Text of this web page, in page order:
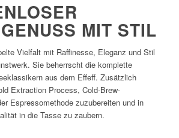
MIT STIL
Vielfalt mit Raffinesse, Eleganz und Stil
Sie beherrscht die komplette
aus dem Effeff. Zusätzlich
Extraction Process, Cold-Brew-
Espressomethode zuzubereiten und in
in die Tasse zu zaubern.